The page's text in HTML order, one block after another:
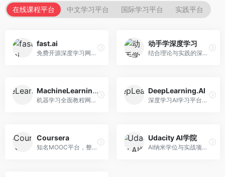
在线课程平台 中文学习平台 国际学习平台 实践平台
fast.ai
免费开源深度学习网站，专注于实用AI教学。面向开发者，提供免费深度学习课程、实战项目、代码库等资源，学习门槛低。
动手学深度学习
结合理论与实践的深度学习教材，专注于代码驱动学习。面向学生和开发者，提供深度学习理论、代码实现、练习题等资源，学习体验好。
MachineLearningMastery
机器学习全面教程网站，专注于实用技能教学。面向开发者，提供机器学习算法、Python实现、项目实战等教程，实用性强。
DeepLearning.AI
深度学习AI学习平台，由吴恩达创立。面向AI学习者，提供深度学习专项课程、AI新闻、技术社区等资源，课程质量权威。
Coursera
知名MOOC平台，整合全球顶尖大学课程资源。面向学习者，提供AI、机器学习、深度学习等课程，证书认可度高，课程质量专业。
Udacity AI学院
AI纳米学位与实战项目平台，专注于职业导向学习。面向AI从业者，提供机器学习、深度学习、计算机视觉等纳米学位，项目实战性强。